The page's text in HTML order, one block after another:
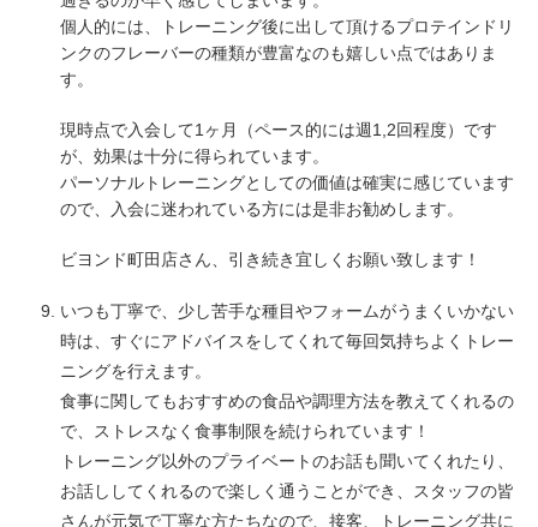
個人的には、トレーニング後に出して頂けるプロテインドリ
ンクのフレーバーの種類が豊富なのも嬉しい点ではありま
す。
現時点で入会して1ヶ月（ペース的には週1,2回程度）です
が、効果は十分に得られています。
パーソナルトレーニングとしての価値は確実に感じています
ので、入会に迷われている方には是非お勧めします。
ビヨンド町田店さん、引き続き宜しくお願い致します！
いつも丁寧で、少し苦手な種目やフォームがうまくいかない
時は、すぐにアドバイスをしてくれて毎回気持ちよくトレー
ニングを行えます。
食事に関してもおすすめの食品や調理方法を教えてくれるの
で、ストレスなく食事制限を続けられています！
トレーニング以外のプライベートのお話も聞いてくれたり、
お話ししてくれるので楽しく通うことができ、スタッフの皆
さんが元気で丁寧な方たちなので、接客、トレーニング共に